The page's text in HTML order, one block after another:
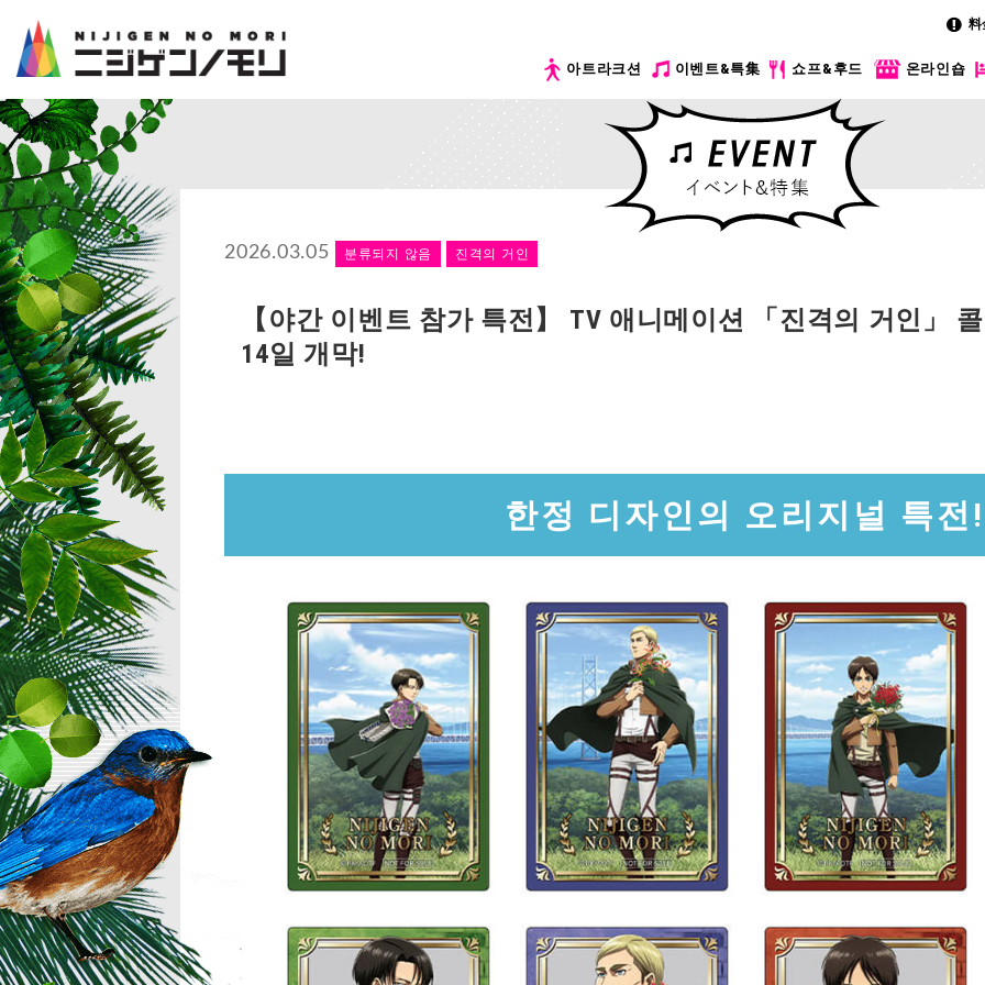
料
아트라크션 이벤트&특集 쇼프&후드 온라인숍
2026.03.05 분류되지 않음 진격의 거인
【야간 이벤트 참가 특전】 TV 애니메이션 「진격의 거인」
14일 개막!
한정 디자인의 오리지널 특전!